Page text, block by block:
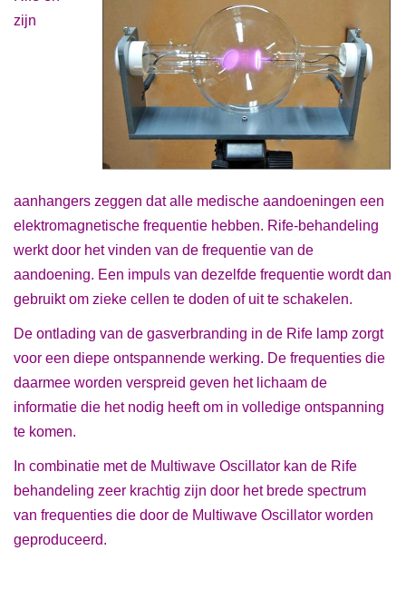
zijn
aanhangers zeggen dat alle medische aandoeningen een
elektromagnetische frequentie hebben. Rife-behandeling
werkt door het vinden van de frequentie van de
aandoening. Een impuls van dezelfde frequentie wordt dan
gebruikt om zieke cellen te doden of uit te schakelen.
De ontlading van de gasverbranding in de Rife lamp zorgt
voor een diepe ontspannende werking. De frequenties die
daarmee worden verspreid geven het lichaam de
informatie die het nodig heeft om in volledige ontspanning
te komen.
In combinatie met de Multiwave Oscillator kan de Rife
behandeling zeer krachtig zijn door het brede spectrum
van frequenties die door de Multiwave Oscillator worden
geproduceerd.